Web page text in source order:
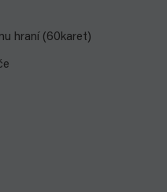
hraní (60karet)